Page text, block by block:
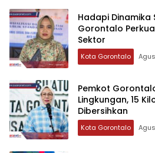
Hadapi Dinamika
Gorontalo
Sektor
Kota Gorontalo
Pemkot
Lingkungan, 15
Dibersihkan
Kota Gorontalo